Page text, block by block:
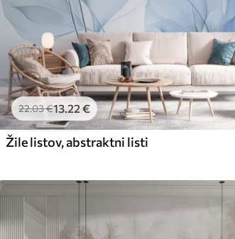
22.03€13.22 €
Žile listov, abstraktni listi